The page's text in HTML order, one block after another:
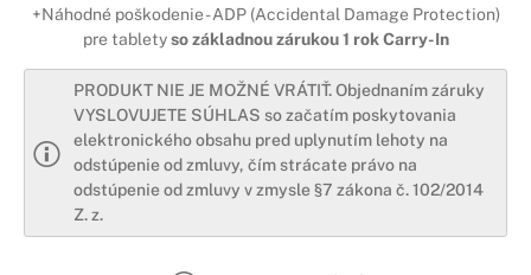
+Náhodné poškodenie - ADP (Accidental Damage Protection)
pre tabletyso základnou zárukou 1 rok Carry-In
PRODUKT NIE JE MOŽNÉ VRÁTIŤ. Objednaním záruky
VYSLOVUJETE SÚHLAS so začatím poskytovania
elektronického obsahu pred uplynutím lehoty na
odstúpenie od zmluvy, čím strácate právo na
odstúpenie od zmluvy v zmysle §7 zákona č. 102/2014
Z. z.